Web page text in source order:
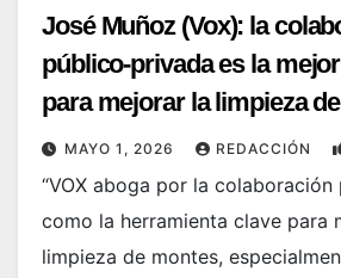
José Muñoz (Vox): la
público-privada es la
para mejorar la limpieza
MAYO 1, 2026 REDACCIÓN
“VOX aboga por la
como la herramienta clave para
limpieza de montes,